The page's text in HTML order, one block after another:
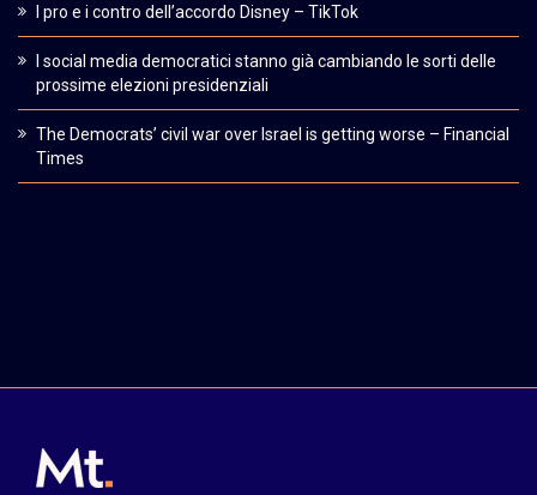
I pro e i contro dell’accordo Disney – TikTok
I social media democratici stanno già cambiando le sorti delle
prossime elezioni presidenziali
The Democrats’ civil war over Israel is getting worse – Financial
Times